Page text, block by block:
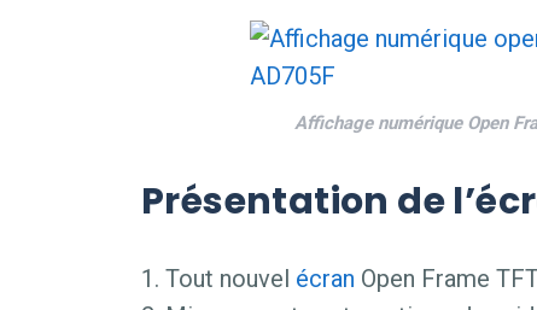
Affichage numérique Open
Présentation de
1. Tout nouvel écran Open Frame